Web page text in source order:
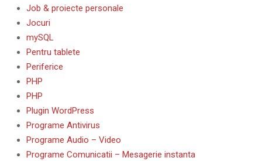
Job & proiecte personale
Jocuri
mySQL
Pentru tablete
Periferice
PHP
PHP
Plugin WordPress
Programe Antivirus
Programe Audio – Video
Programe Comunicatii – Mesagerie instanta